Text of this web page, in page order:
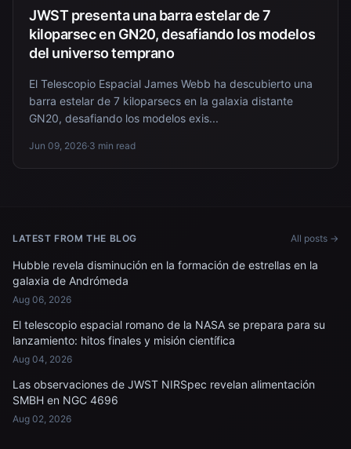
JWST presenta una barra estelar de 7
kiloparsec en GN20, desafiando los modelos
del universo temprano
El Telescopio Espacial James Webb ha descubierto una
barra estelar de 7 kiloparsecs en la galaxia distante
GN20, desafiando los modelos exis...
Jun 09, 2026·3 min read
LATEST FROM THE BLOG All posts →
Hubble revela disminución en la formación de estrellas en la
galaxia de Andrómeda
Aug 06, 2026
El telescopio espacial romano de la NASA se prepara para su
lanzamiento: hitos finales y misión científica
Aug 04, 2026
Las observaciones de JWST NIRSpec revelan alimentación
SMBH en NGC 4696
Aug 02, 2026